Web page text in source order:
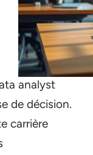
analyst
de décision.
carrière